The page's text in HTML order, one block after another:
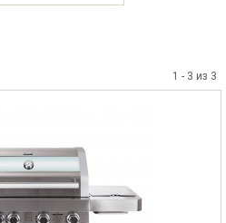
1 - 3 из 3